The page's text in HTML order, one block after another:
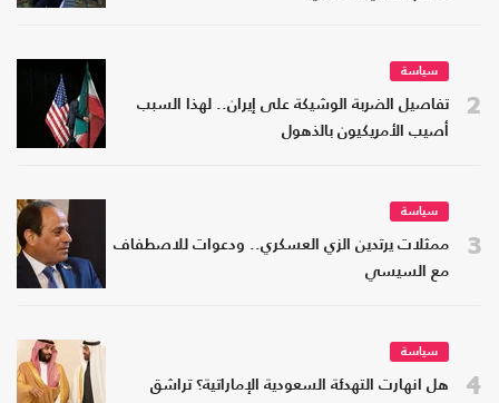
2
سياسة
تفاصيل الضربة الوشيكة على إيران.. لهذا السبب
أصيب الأمريكيون بالذهول
3
سياسة
ممثلات يرتدين الزي العسكري.. ودعوات للاصطفاف
مع السيسي
4
سياسة
هل انهارت التهدئة السعودية الإماراتية؟ تراشق